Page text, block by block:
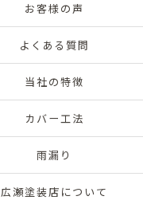
お客様の声
よくある質問
当社の特徴
カバー工法
雨漏り
広瀬塗装店について